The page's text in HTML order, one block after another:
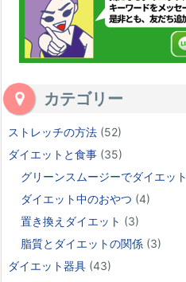
カテゴリー
ストレッチの方法 (52)
ダイエットと食事 (35)
グリーンスムージーでダイエット
ダイエット中のおやつ (4)
置き換えダイエット (3)
脂質とダイエットの関係 (3)
ダイエット器具 (43)